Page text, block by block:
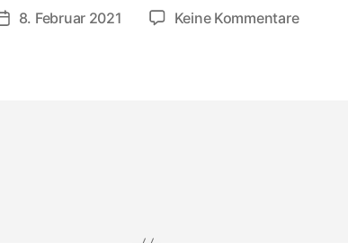
Veröffentlichungsdatum
8. Februar 2021 Keine Kommentarezu